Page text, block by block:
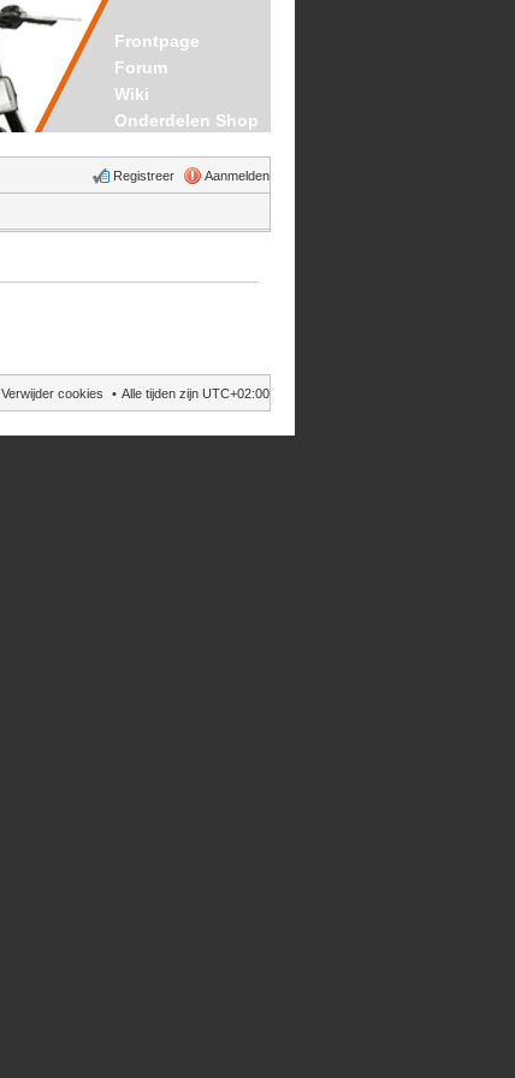
Frontpage
Forum
Wiki
Onderdelen Shop
Aanmelden
Registreer
Alle tijden zijn UTC+02:00
Verwijder cookies